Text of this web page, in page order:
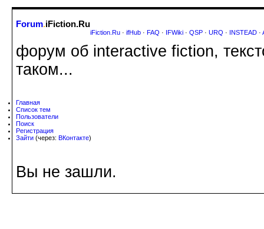
Forum.iFiction.Ru
iFiction.Ru · ifHub · FAQ · IFWiki · QSP · URQ · INSTEAD ·
форум об interactive fiction,
таком...
Главная
Список тем
Пользователи
Поиск
Регистрация
Зайти (через: ВКонтакте)
Вы не зашли.